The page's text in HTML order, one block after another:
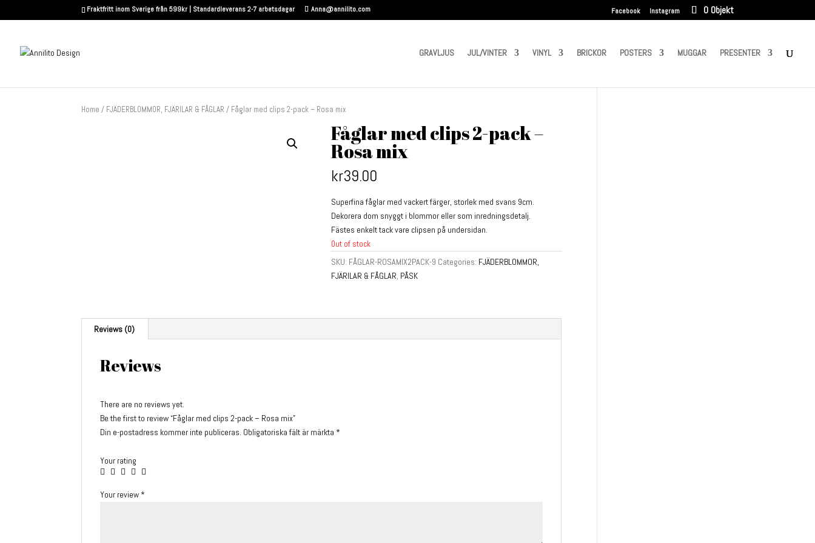
Fraktfritt inom Sverige från 599kr | Standardleverans 2-7 arbetsdagar Anna@annilito.com Facebook Instagram 0 Objekt
GRAVLJUS JUL/VINTER VINYL BRICKOR POSTERS MUGGAR PRESENTER
Home / FJÄDERBLOMMOR, FJÄRILAR & FÅGLAR / Fåglar med clips 2-pack – Rosa mix
Fåglar med clips 2-pack –
Rosa mix
kr39.00
Superfina fåglar med vackert färger, storlek med svans 9cm.
Dekorera dom snyggt i blommor eller som inredningsdetalj.
Fästes enkelt tack vare clipsen på undersidan.
Out of stock
SKU: FÅGLAR-ROSAMIX2PACK-9 Categories: FJÄDERBLOMMOR,
FJÄRILAR & FÅGLAR, PÅSK
Reviews (0)
Reviews
There are no reviews yet.
Be the first to review “Fåglar med clips 2-pack – Rosa mix”
Din e-postadress kommer inte publiceras. Obligatoriska fält är märkta *
Your rating
Your review *